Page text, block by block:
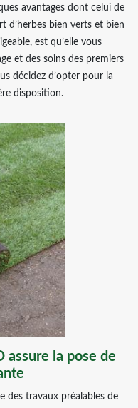
avantages dont celui de
d’herbes bien verts et bien
est qu’elle vous
et des soins des premiers
décidez d’opter pour la
disposition.
assure la pose de
des travaux préalables de